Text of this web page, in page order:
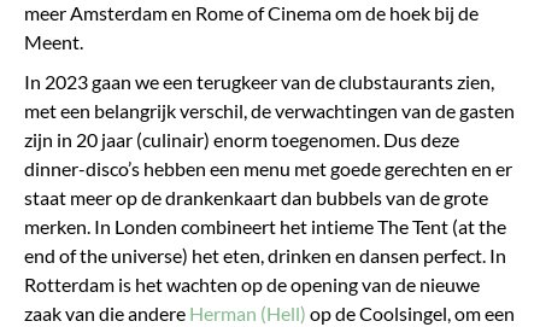
meer Amsterdam en Rome of Cinema om de hoek bij de
Meent.
In 2023 gaan we een terugkeer van de clubstaurants zien,
met een belangrijk verschil, de verwachtingen van de gasten
zijn in 20 jaar (culinair) enorm toegenomen. Dus deze
dinner-disco’s hebben een menu met goede gerechten en er
staat meer op de drankenkaart dan bubbels van de grote
merken. In Londen combineert het intieme The Tent (at the
end of the universe) het eten, drinken en dansen perfect. In
Rotterdam is het wachten op de opening van de nieuwe
zaak van die andere Herman (Hell) op de Coolsingel, om een